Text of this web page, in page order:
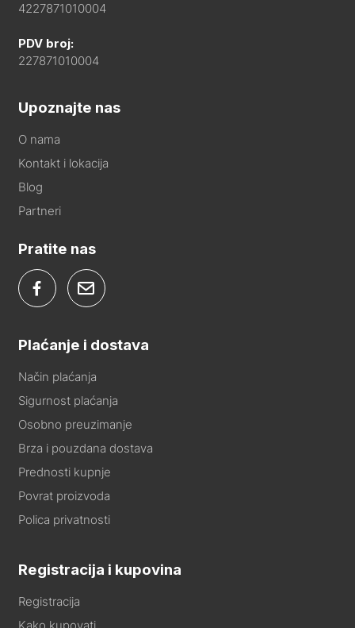
4227871010004
PDV broj:
227871010004
Upoznajte nas
O nama
Kontakt i lokacija
Blog
Partneri
Pratite nas
Plaćanje i dostava
Način plaćanja
Sigurnost plaćanja
Osobno preuzimanje
Brza i pouzdana dostava
Prednosti kupnje
Povrat proizvoda
Polica privatnosti
Registracija i kupovina
Registracija